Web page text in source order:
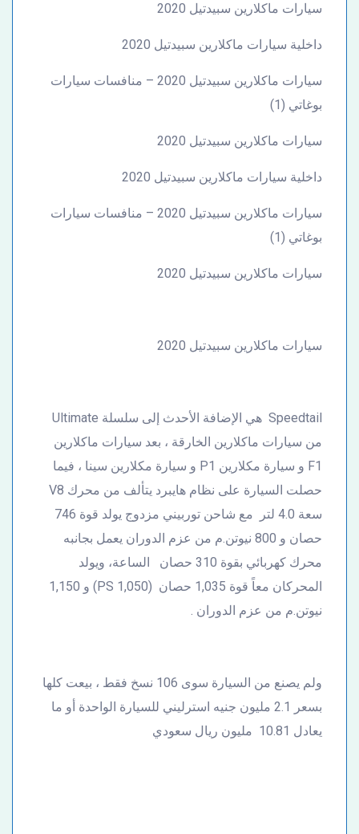
سيارات ماكلارين سبيدتيل 2020
داخلية سيارات ماكلارين سبيدتيل 2020
سيارات ماكلارين سبيدتيل 2020 – منافسات سيارات
بوغاتي (1)
سيارات ماكلارين سبيدتيل 2020
داخلية سيارات ماكلارين سبيدتيل 2020
سيارات ماكلارين سبيدتيل 2020 – منافسات سيارات
بوغاتي (1)
سيارات ماكلارين سبيدتيل 2020
سيارات ماكلارين سبيدتيل 2020
من سيارات ماكلارين الخارقة ، بعد سيارات ماكلارين
F1 و سيارة مكلارين P1 و سيارة مكلارين سينا ، فيما
سعة 4.0 لتر مع شاحن توربيني مزدوج يولد قوة 746
حصان و 800 نيوتن.م من عزم الدوران يعمل بجانبه
محرك كهربائي بقوة 310 حصان الساعة، ويولد
المحركان معاً قوة 1,035 حصان (1,050 PS) و 1,150
نيوتن.م من عزم الدوران .
ولم يصنع من السيارة سوى 106 نسخ فقط ، بيعت كلها
بسعر 2.1 مليون جنيه استرليني للسيارة الواحدة أو ما
يعادل 10.81 مليون ريال سعودي